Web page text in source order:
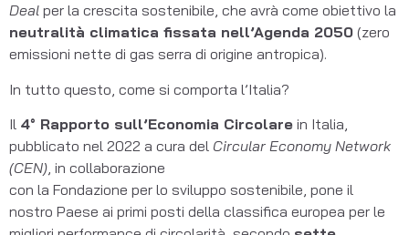
Deal per la crescita sostenibile, che avrà come obiettivo la
neutralità climatica fissata nell’Agenda 2050 (zero
emissioni nette di gas serra di origine antropica).
In tutto questo, come si comporta l’Italia?
Il 4° Rapporto sull’Economia Circolare in Italia,
pubblicato nel 2022 a cura del Circular Economy Network
(CEN), in collaborazione
con la Fondazione per lo sviluppo sostenibile, pone il
nostro Paese ai primi posti della classifica europea per le